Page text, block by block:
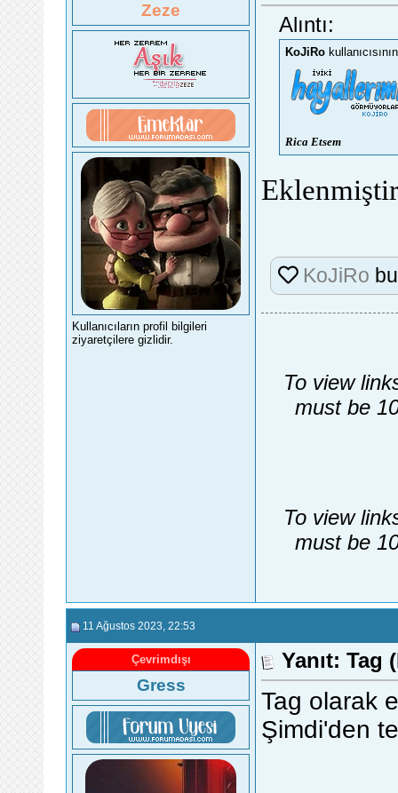
Zeze
Kullanıcıların profil bilgileri
ziyaretçilere gizlidir.
Alıntı:
KoJiRo
Rica Etsem
KoJiRo
To view
must be
To view
must be
11 Ağustos 2023 , 22:53
Çevrimdışı
Gress
Yanıt: Tag
Tag olarak
Şimdi'den